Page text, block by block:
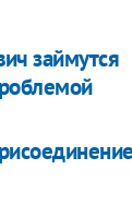
займутся